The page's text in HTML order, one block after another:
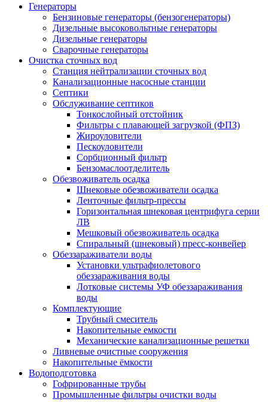
Генераторы
Бензиновые генераторы (бензогенераторы)
Дизельные высоковольтные генераторы
Дизельные генераторы
Сварочные генераторы
Очистка сточных вод
Станция нейтрализации сточных вод
Канализационные насосные станции
Септики
Обслуживание септиков
Тонкослойный отстойник
Фильтры с плавающей загрузкой (ФПЗ)
Жироуловители
Пескоуловители
Сорбционный фильтр
Бензомаслоотделитель
Обезвоживатель осадка
Шнековые обезвоживатели осадка
Ленточные фильтр-прессы
Горизонтальная шнековая центрифуга серии
ЛВ
Мешковый обезвоживатель осадка
Спиральный (шнековый) пресс-конвейер
Обеззараживатели воды
Установки ультрафиолетового
обеззараживания воды
Лотковые системы УФ обеззараживания
воды
Комплектующие
Трубный смеситель
Накопительные емкости
Механические канализационные решетки
Ливневые очистные сооружения
Накопительные ёмкости
Водоподготовка
Гофрированные трубы
Промышленные фильтры очистки воды